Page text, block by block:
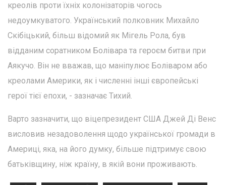
креолів проти їхніх колонізаторів чогось
недоумкуватого. Український полковник Михайло
Скібіцький, більш відомий як Мігель Рола, був
відданим соратником Болівара та героєм битви при
Аякучо. Він не вважав, що маніпулює Боліваром або
креолами Америки, як і численні інші європейські
герої тієї епохи, - зазначає Тихий.
Варто зазначити, що віцепрезидент США Джей Ді Венс
висловив незадоволення щодо української громади в
Америці, яка, на його думку, більше підтримує свою
батьківщину, ніж країну, в якій вони проживають.